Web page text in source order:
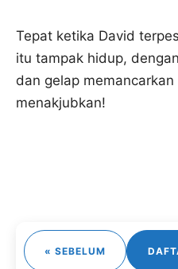
Tepat ketika David
itu tampak hidup,
dan gelap
menakjubkan!
« SEBELUM